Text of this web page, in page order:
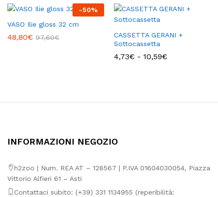
-50%
VASO Ilie gloss 32 cm
48,80€ 97,60€
CASSETTA GERANI +
Sottocassetta
4,73€ - 10,59€
10,59€
INFORMAZIONI NEGOZIO
h2zoo | Num. REA AT – 128567 | P.IVA 01604030054, Piazza
Vittorio Alfieri 61 – Asti
Contattaci subito: (+39) 331 1134955 (reperibilità: